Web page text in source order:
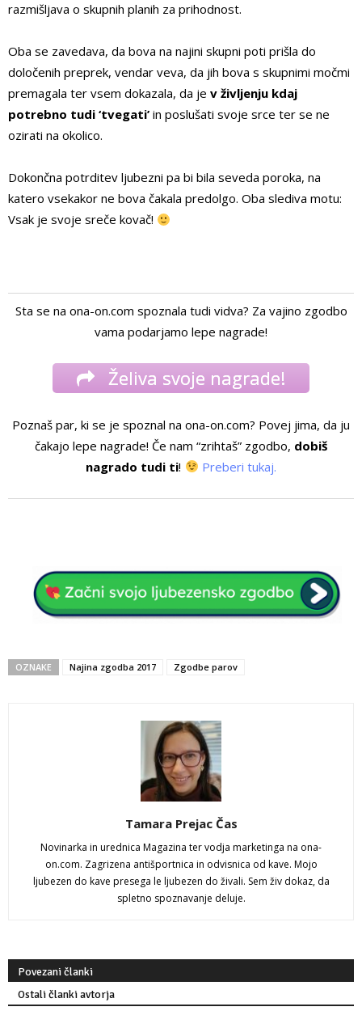
razmišljava o skupnih planih za prihodnost.
Oba se zavedava, da bova na najini skupni poti prišla do
določenih preprek, vendar veva, da jih bova s skupnimi močmi
premagala ter vsem dokazala, da je v življenju kdaj
potrebno tudi ‘tvegati’ in poslušati svoje srce ter se ne
ozirati na okolico.
Dokončna potrditev ljubezni pa bi bila seveda poroka, na
katero vsekakor ne bova čakala predolgo. Oba slediva motu:
Vsak je svoje sreče kovač!
Sta se na ona-on.com spoznala tudi vidva? Za vajino zgodbo
vama podarjamo lepe nagrade!
Želiva svoje nagrade!
Poznaš par, ki se je spoznal na ona-on.com? Povej jima, da ju
čakajo lepe nagrade! Če nam “zrihtaš” zgodbo, dobiš
nagrado tudi ti! Preberi tukaj.
OZNAKE Najina zgodba 2017 Zgodbe parov
Tamara Prejac Čas
Novinarka in urednica Magazina ter vodja marketinga na ona-
on.com. Zagrizena antišportnica in odvisnica od kave. Mojo
ljubezen do kave presega le ljubezen do živali. Sem živ dokaz, da
spletno spoznavanje deluje.
Povezani članki
Ostali članki avtorja